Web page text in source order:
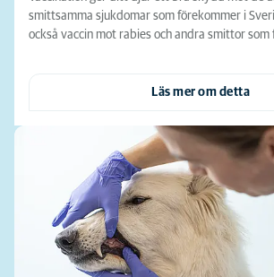
smittsamma sjukdomar som förekommer i
också vaccin mot rabies och andra smittor som
Läs mer om detta